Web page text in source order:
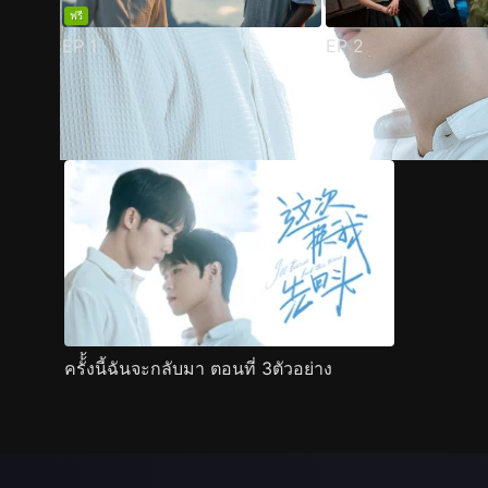
ฟรี
EP 1 EP2
ตัวอย่าง ภาพนิ่ง เนื้อหาที่แนะนำ รายละเอียด
ครั้้งนี้ฉันจะกลับมา ตอนที่ 3ตัวอย่าง